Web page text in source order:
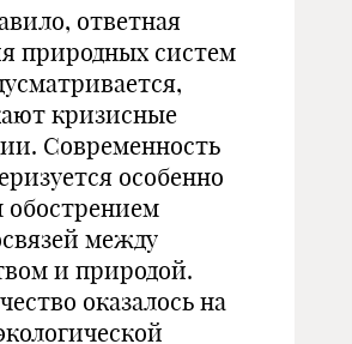
ответная
природных систем
кризисные
Современность
особенно
обострением
между
и природой.
оказалось на